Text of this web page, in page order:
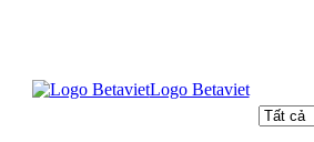
Logo Betaviet